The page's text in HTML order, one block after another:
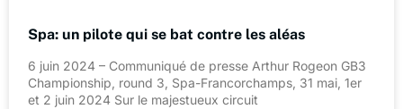
Spa: un pilote qui se bat contre les aléas
6 juin 2024 – Communiqué de presse Arthur Rogeon GB3
Championship, round 3, Spa-Francorchamps, 31 mai, 1er
et 2 juin 2024 Sur le majestueux circuit